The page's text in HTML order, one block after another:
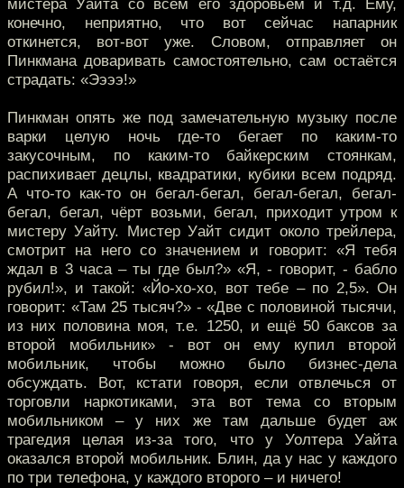
мистера Уайта со всем его здоровьем и т.д. Ему,
конечно, неприятно, что вот сейчас напарник
откинется, вот-вот уже. Словом, отправляет он
Пинкмана доваривать самостоятельно, сам остаётся
страдать: «Ээээ!»
Пинкман опять же под замечательную музыку после
варки целую ночь где-то бегает по каким-то
закусочным, по каким-то байкерским стоянкам,
распихивает децлы, квадратики, кубики всем подряд.
А что-то как-то он бегал-бегал, бегал-бегал, бегал-
бегал, бегал, чёрт возьми, бегал, приходит утром к
мистеру Уайту. Мистер Уайт сидит около трейлера,
смотрит на него со значением и говорит: «Я тебя
ждал в 3 часа – ты где был?» «Я, - говорит, - бабло
рубил!», и такой: «Йо-хо-хо, вот тебе – по 2,5». Он
говорит: «Там 25 тысяч?» - «Две с половиной тысячи,
из них половина моя, т.е. 1250, и ещё 50 баксов за
второй мобильник» - вот он ему купил второй
мобильник, чтобы можно было бизнес-дела
обсуждать. Вот, кстати говоря, если отвлечься от
торговли наркотиками, эта вот тема со вторым
мобильником – у них же там дальше будет аж
трагедия целая из-за того, что у Уолтера Уайта
оказался второй мобильник. Блин, да у нас у каждого
по три телефона, у каждого второго – и ничего!